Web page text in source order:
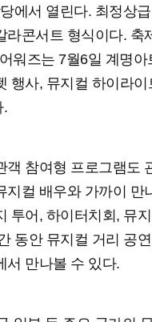
에서 열린다. 최정상
라콘서트 형식이다. 축
워즈는 7월6일 계명아
행사, 뮤지컬 하이라이
.
객 참여형 프로그램도
지컬 배우와 가까이 만
투어, 하이터치회, 뮤
동안 뮤지컬 거리 공
서 만나볼 수 있다.